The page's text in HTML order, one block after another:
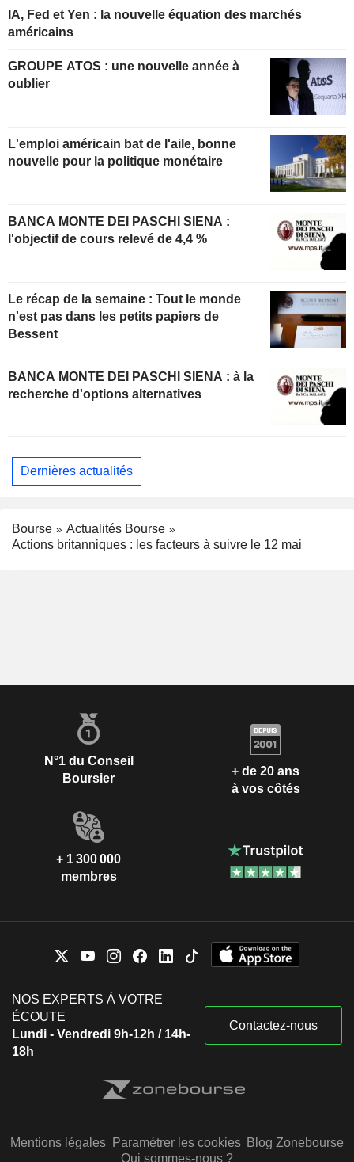
IA, Fed et Yen : la nouvelle équation des marchés
américains
GROUPE ATOS : une nouvelle année à
oublier
L'emploi américain bat de l'aile, bonne
nouvelle pour la politique monétaire
BANCA MONTE DEI PASCHI SIENA :
l'objectif de cours relevé de 4,4 %
Le récap de la semaine : Tout le monde
n'est pas dans les petits papiers de
Bessent
BANCA MONTE DEI PASCHI SIENA : à la
recherche d'options alternatives
Dernières actualités
Bourse
Actualités Bourse
Actions britanniques : les facteurs à suivre le 12 mai
N°1 du Conseil
Boursier
+ de 20 ans
à vos côtés
+ 1 300 000
membres
NOS EXPERTS À VOTRE
ÉCOUTE
Lundi - Vendredi 9h-12h / 14h-
18h
Contactez-nous
Mentions légales Paramétrer les cookies Blog Zonebourse
Qui sommes-nous ?